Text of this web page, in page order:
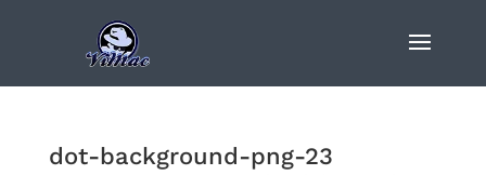
dot-background-png-23